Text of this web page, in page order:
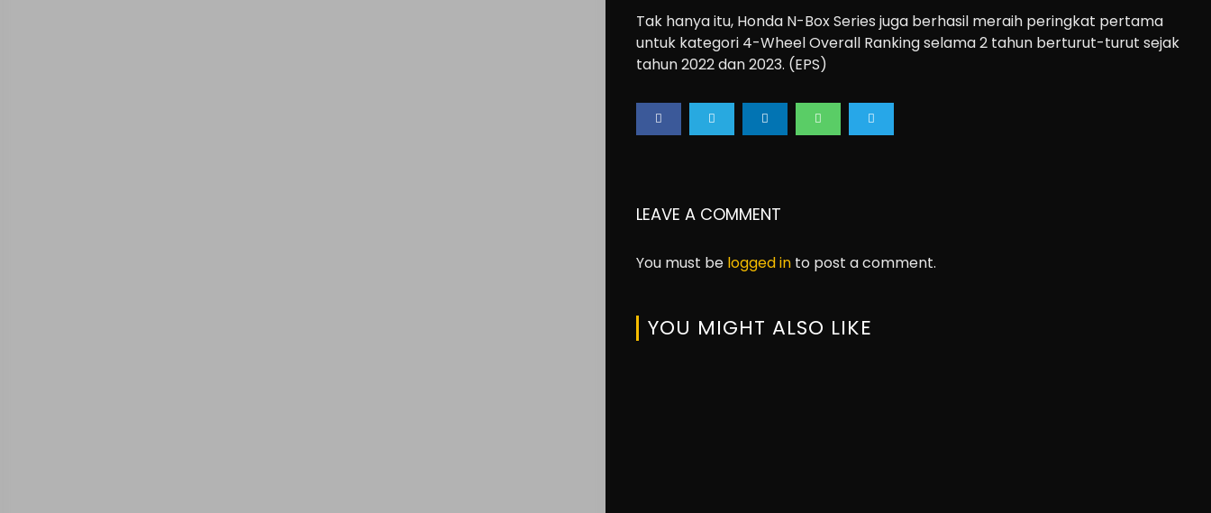
Community
Accessories
Lifestyle
About
us
Tak hanya itu, Honda N-Box Series juga berhasil meraih peringkat pertama
untuk kategori 4-Wheel Overall Ranking selama 2 tahun berturut-turut sejak
tahun 2022 dan 2023. (EPS)
LEAVE A COMMENT
You must be logged into post a comment.
YOU MIGHT ALSO LIKE